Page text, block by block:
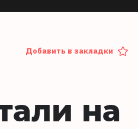
Добавить в закладки
на